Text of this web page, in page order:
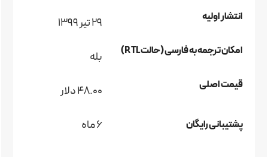
انتشار اولیه 29 تیر 1399
امکان ترجمه به فارسی (حالت RTL) بله
قیمت اصلی 48.00 دلار
پشتیبانی رایگان 6 ماه